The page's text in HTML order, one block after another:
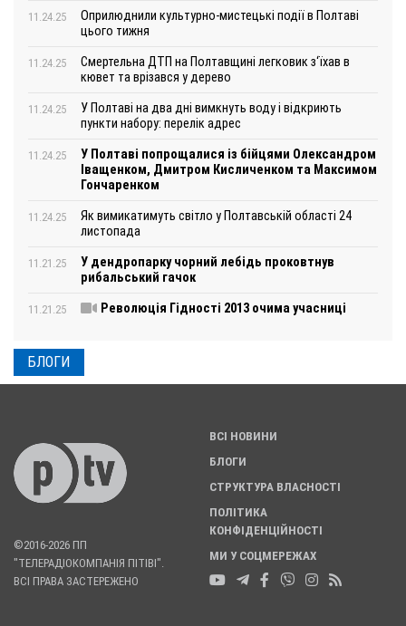
11.24.25
Оприлюднили культурно-мистецькі події в Полтаві
цього тижня
11.24.25
Смертельна ДТП на Полтавщині легковик з‘їхав в
кювет та врізався у дерево
11.24.25
У Полтаві на два дні вимкнуть воду і відкриють
пункти набору: перелік адрес
11.24.25
У Полтаві попрощалися із бійцями Олександром
Іващенком, Дмитром Кисличенком та Максимом
Гончаренком
11.24.25
Як вимикатимуть світло у Полтавській області 24
листопада
11.21.25
У дендропарку чорний лебідь проковтнув
рибальський гачок
11.21.25 Революція Гідності 2013 очима учасниці
БЛОГИ
©2016-2026 ПП
"ТЕЛЕРАДІОКОМПАНІЯ ПІТІВІ".
ВСІ ПРАВА ЗАСТЕРЕЖЕНО
ВСІ НОВИНИ
БЛОГИ
СТРУКТУРА ВЛАСНОСТІ
ПОЛІТИКА
КОНФІДЕНЦІЙНОСТІ
МИ У СОЦМЕРЕЖАХ